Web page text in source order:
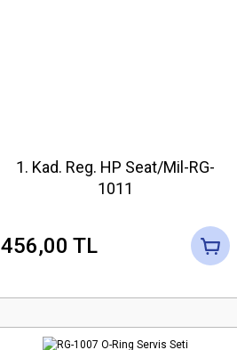
1. Kad. Reg. HP Seat/Mil-RG-
1011
456,00 TL